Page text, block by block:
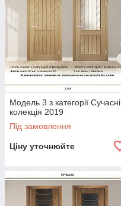
Модель 3 з категорії Сучасні,
колекція 2019
Під замовлення
Ціну уточнюйте